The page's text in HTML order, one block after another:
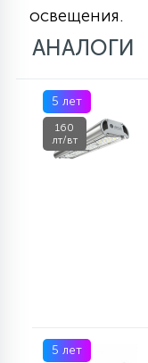
освещения.
АНАЛОГИ
5 лет
160
лт/вт
5 лет